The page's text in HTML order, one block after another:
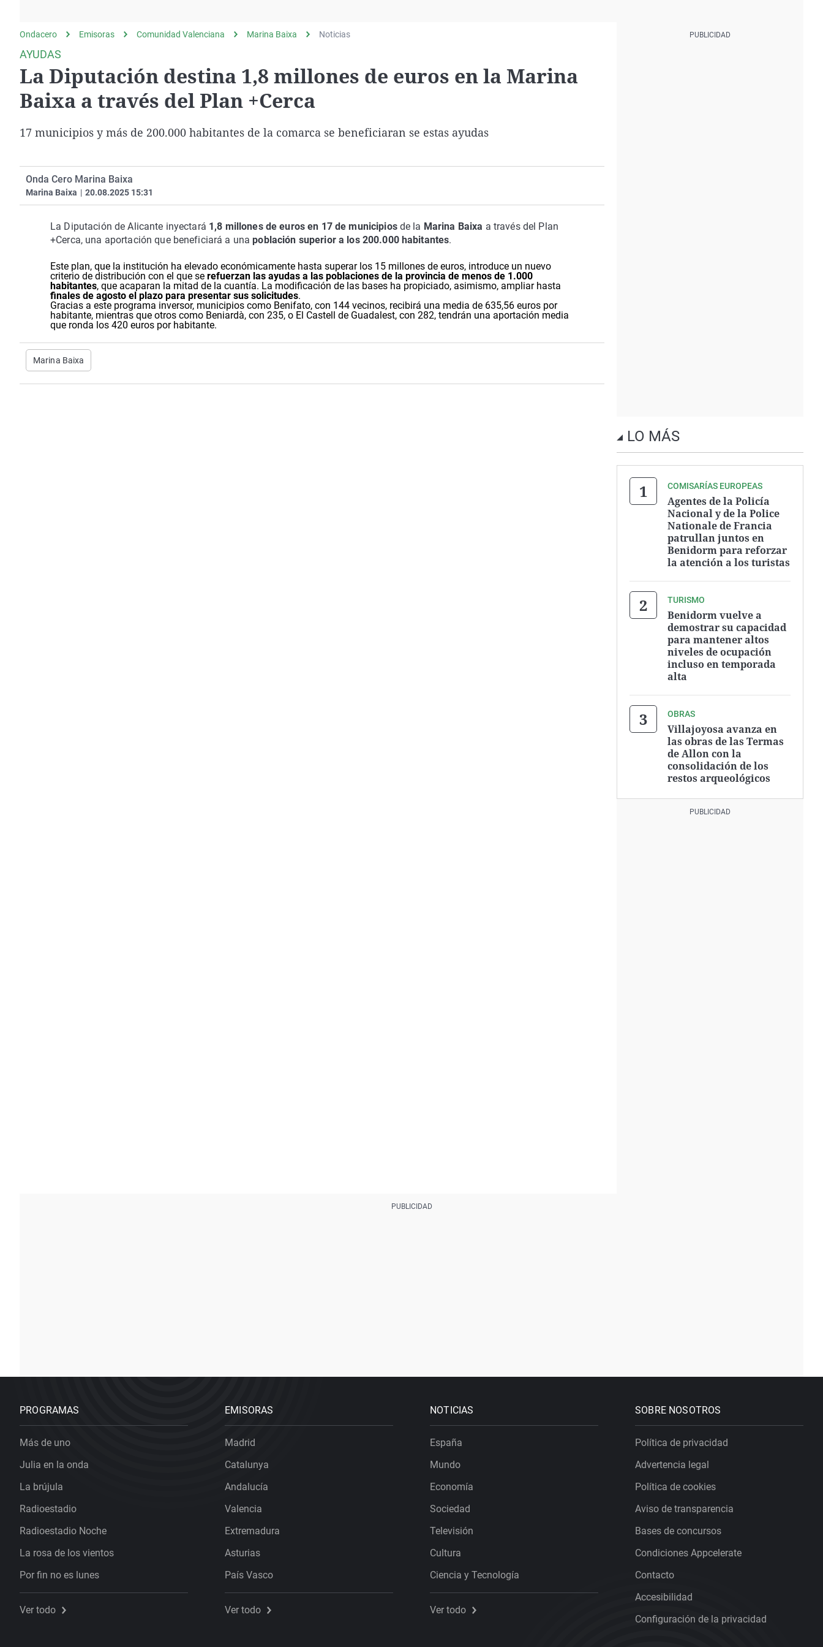
Operación Viuda
Negra
País Vasco
Ondacero Emisoras Comunidad Valenciana Marina Baixa Noticias
AYUDAS
La Diputación destina 1,8 millones de euros en la Marina
Baixa a través del Plan +Cerca
17 municipios y más de 200.000 habitantes de la comarca se beneficiaran se estas ayudas
Onda Cero Marina Baixa
Marina Baixa | 20.08.2025 15:31
La Diputación de Alicante inyectará 1,8 millones de euros en 17 de municipiosde la Marina Baixa a través del Plan
+Cerca, una aportación que beneficiará a unapoblación superior a los 200.000 habitantes.
Este plan, que la institución ha elevado económicamente hasta superar los 15 millones de euros, introduce un nuevo
criterio de distribución con el que se refuerzan las ayudas a las poblaciones de la provincia de menos de 1.000
habitantes, que acaparan la mitad de la cuantía. La modificación de las bases ha propiciado, asimismo, ampliar hasta
finales de agosto el plazo para presentar sus solicitudes.
Gracias a este programa inversor, municipios como Benifato, con 144 vecinos, recibirá una media de 635,56 euros por
habitante, mientras que otros como Beniardà, con 235, o El Castell de Guadalest, con 282, tendrán una aportación media
que ronda los 420 euros por habitante.
Marina Baixa
LO MÁS
COMISARÍAS EUROPEAS
Agentes de la Policía
Nacional y de la Police
Nationale de Francia
patrullan juntos en
Benidorm para reforzar
la atención a los turistas
TURISMO
Benidorm vuelve a
demostrar su capacidad
para mantener altos
niveles de ocupación
incluso en temporada
alta
OBRAS
Villajoyosa avanza en
las obras de las Termas
de Allon con la
consolidación de los
restos arqueológicos
PROGRAMAS
Más de uno
Julia en la onda
La brújula
Radioestadio
Radioestadio Noche
La rosa de los vientos
Por fin no es lunes
Ver todo
EMISORAS
Madrid
Catalunya
Andalucía
Valencia
Extremadura
Asturias
País Vasco
Ver todo
NOTICIAS
España
Mundo
Economía
Sociedad
Televisión
Cultura
Ciencia y Tecnología
Ver todo
SOBRE NOSOTROS
Política de privacidad
Advertencia legal
Política de cookies
Aviso de transparencia
Bases de concursos
Condiciones Appcelerate
Contacto
Accesibilidad
Configuración de la privacidad